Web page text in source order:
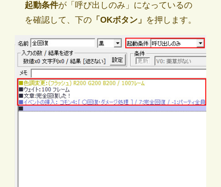
起動条件が「呼び出しのみ」になっているの
を確認して、下の 「OKボタン」 を押します。